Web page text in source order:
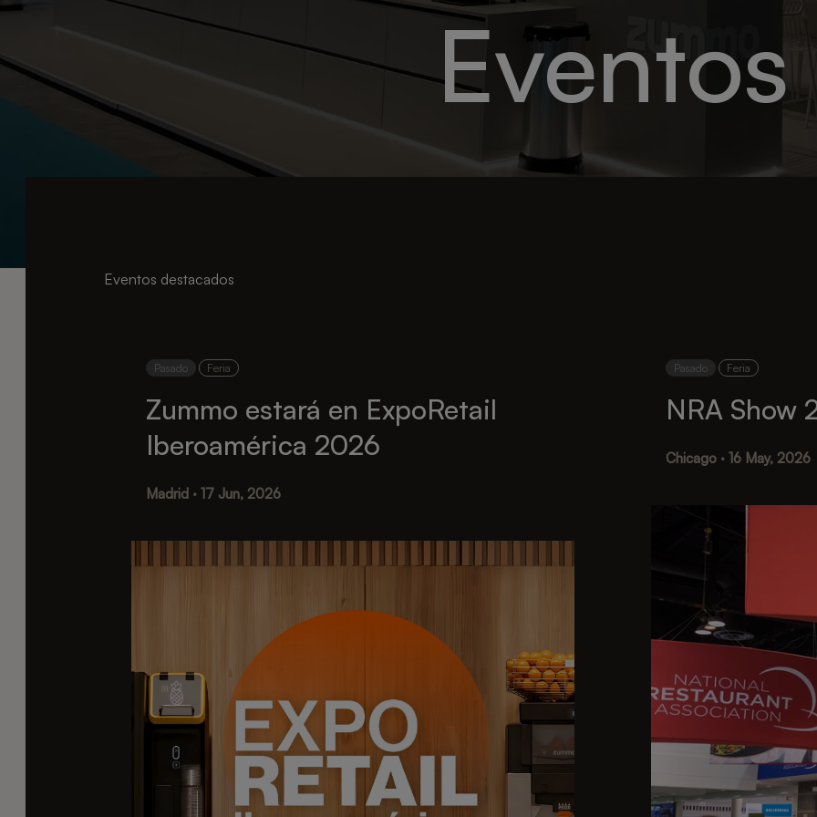
Eventos
Eventos destacados
Pasado Feria
Zummo estará en ExpoRetail
Iberoamérica 2026
Madrid · 17 Jun, 2026
Pasado Feria
NRA Show
Chicago · 16 May, 2026